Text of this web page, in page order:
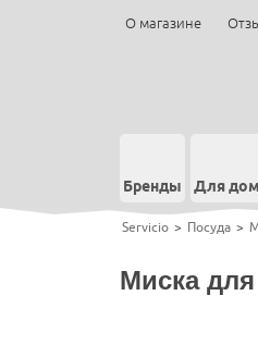
О магазине
Бренды Для
Servicio > Посуда >
Миска